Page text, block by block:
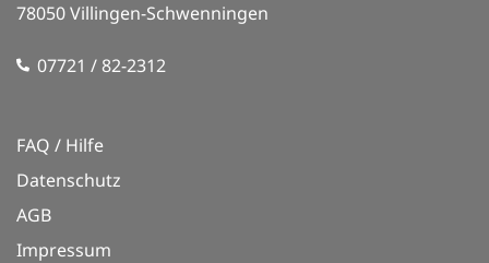
78050 Villingen-Schwenningen
07721 / 82-2312
FAQ / Hilfe
Datenschutz
AGB
Impressum